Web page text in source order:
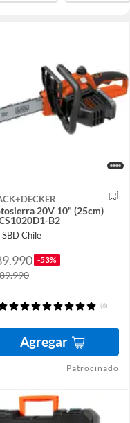
20V 10" (25cm)
B2
SBD Chile
-53%
(6)
Agregar
Patrocinado